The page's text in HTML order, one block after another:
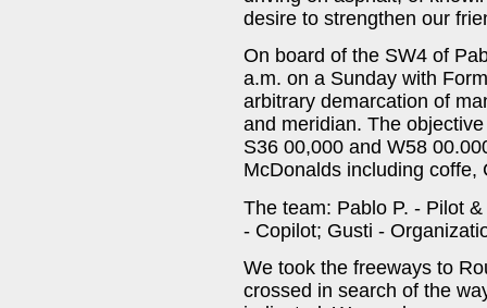
desire to strengthen our
On board of the SW4 of
a.m. on a Sunday with
arbitrary demarcation of
and meridian. The
S36 00,000 and W58
McDonalds including coffe,
The team: Pablo P. - Pilot
- Copilot; Gusti -
We took the freeways to
crossed in search of the